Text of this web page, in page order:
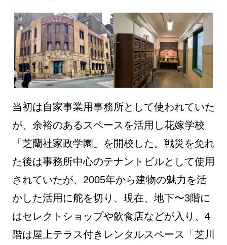
当初は自家事業用事務所として使われていた
が、余裕のあるスペースを活用し花嫁学校
「芝蘭社家政学園」を開校した。戦災を免れ
た後は事務所中心のテナントビルとして使用
されていたが、2005年から建物の魅力を活
かした活用に舵を切り、現在、地下〜3階に
はセレクトショップや飲食店などが入り、4
階は屋上テラス付きレンタルスペース「芝川